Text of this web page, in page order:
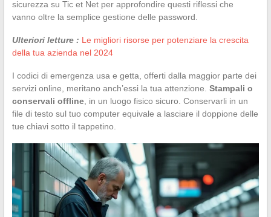
sicurezza su Tic et Net per approfondire questi riflessi che
vanno oltre la semplice gestione delle password.
Ulteriori letture : Le migliori risorse per potenziare la crescita
della tua azienda nel 2024
I codici di emergenza usa e getta, offerti dalla maggior parte dei
servizi online, meritano anch’essi la tua attenzione. Stampali o
conservali offline, in un luogo fisico sicuro. Conservarli in un
file di testo sul tuo computer equivale a lasciare il doppione delle
tue chiavi sotto il tappetino.